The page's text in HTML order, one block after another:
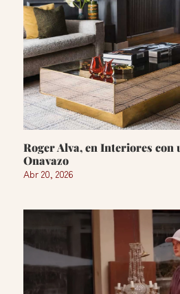
Roger Alva, en Interiores con
Onavazo
Abr 20, 2026